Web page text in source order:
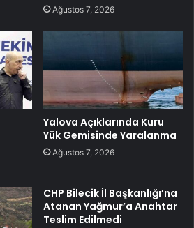
Ağustos 7, 2026
Yalova Açıklarında Kuru
Yük Gemisinde Yaralanma
Ağustos 7, 2026
CHP Bilecik İl Başkanlığı’na
Atanan Yağmur’a Anahtar
Teslim Edilmedi